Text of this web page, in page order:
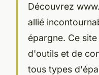
Découvrez
allié
épargne. Ce
d'outils et de
tous types